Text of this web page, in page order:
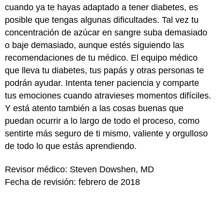
cuando ya te hayas adaptado a tener diabetes, es
posible que tengas algunas dificultades. Tal vez tu
concentración de azúcar en sangre suba demasiado
o baje demasiado, aunque estés siguiendo las
recomendaciones de tu médico. El equipo médico
que lleva tu diabetes, tus papás y otras personas te
podrán ayudar. Intenta tener paciencia y comparte
tus emociones cuando atravieses momentos difíciles.
Y está atento también a las cosas buenas que
puedan ocurrir a lo largo de todo el proceso, como
sentirte más seguro de ti mismo, valiente y orgulloso
de todo lo que estás aprendiendo.
Revisor médico: Steven Dowshen, MD
Fecha de revisión: febrero de 2018